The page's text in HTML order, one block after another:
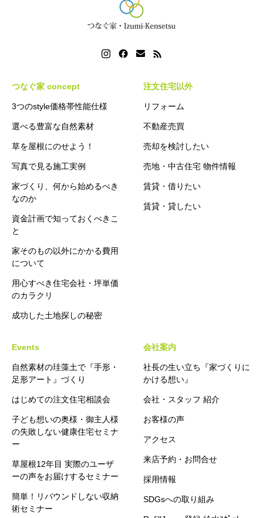
つなぐ家 concept
3つのstyle価格帯性能仕様
選べる豊富な自然素材
草を屋根にのせよう！
写真で見る施工実例
家づくり、何から始めるべき
なのか
資金計画で知っておくべきこ
と
家そのもの以外にかかる費用
について
用心すべき住宅会社・坪単価
のカラクリ
成功した土地探しの秘密
注文住宅以外
リフォーム
不動産売買
売却を検討したい
売地・中古住宅 物件情報
賃貸・借りたい
賃貸・貸したい
Events
自然素材の珪藻土で『手形・
足形アート』づくり
はじめての注文住宅相談会
子ども想いの奥様・御主人様
の失敗しない健康住宅セミナ
ー
草屋根12年目 実際のユーザ
ーの声をお届けするセミナー
簡単！リバウンドしない収納
術セミナー
会社案内
社長の生い立ち『家づくりに
かける想い』
会社・スタッフ 紹介
お客様の声
アクセス
来店予約・お問合せ
採用情報
SDGsへの取り組み